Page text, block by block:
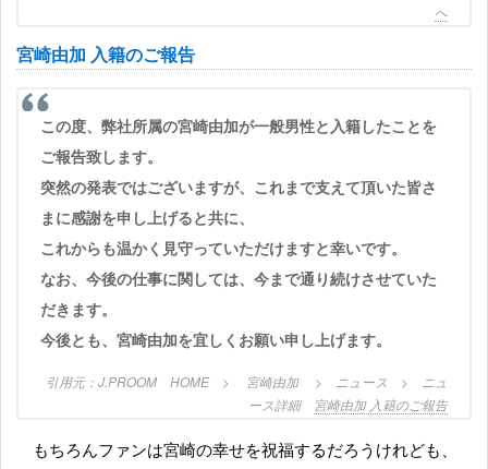
へ
宮崎由加 入籍のご報告
この度、弊社所属の宮崎由加が一般男性と入籍したことを
ご報告致します。
突然の発表ではございますが、これまで支えて頂いた皆さ
まに感謝を申し上げると共に、
これからも温かく見守っていただけますと幸いです。
なお、今後の仕事に関しては、今まで通り続けさせていた
だきます。
今後とも、宮崎由加を宜しくお願い申し上げます。
J.PROOM HOME > 宮崎由加 > ニュース > ニュ
ース詳細
宮崎由加 入籍のご報告
もちろんファンは宮崎の幸せを祝福するだろうけれども、